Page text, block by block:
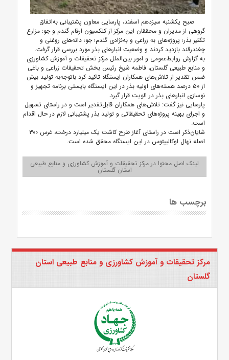
صبح یکشنبه سیزدهم اسفند، پارسایی معاون پشتیبانی به‌اتفاق
گروهی از مدیران و محققان این مرکز از کلکسیون ارقام گندم و جو؛ مزارع
تکثیر بذر؛ پروژه‌های به زراعی و به‌نژادی گندم؛ جو؛ دانه‌های روغنی و
چغندرقند بازدید کردند و وضعیت انبارهای بذر مورد بررسی قرار گرفت.
به گزارش روابط‌عمومی و امور بین‌الملل مرکز تحقیقات و آموزش کشاورزی
و منابع طبیعی گلستان، فاطمه شیخ رئیس بخش تحقیقات زراعی و باغی
ضمن تقدیر از تلاش‌های همکاران ایستگاه تاکید کرد باتوجه‌به تولید بیش
از ۵۰ درصد هسته‌های اولیه بذر در این ایستگاه بایستی برنامه تجهیز و
نوسازی انبارهای بذر در الویت قرار گیرد.
پارسایی نیز گفت: تلاش‌های همکاران قابل‌تقدیر است و در راستای تسهیل
و اجرای بهینه پروژه‌های تحقیقاتی و تولید بذر پشتیبانی لازم در حال اقدام
است.
شایان‌ذکر است در راستای آغاز طرح کاشت یک میلیارد درخت، غرس ۳۰۰
اصله نهال اوکالیپتوس در این ایستگاه محقق شده است.
لینک اصل محتوا در مرکز تحقیقات و آموزش کشاورزی و منابع طبیعی
استان گلستان
برچسب ها
مرکز تحقیقات و آموزش کشاورزی و منابع طبیعی استان
گلستان